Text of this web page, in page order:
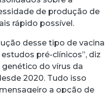
de produção de
rápido possível.
desse tipo de vacina
pré-clínicos”, diz
genético do vírus da
2020. Tudo isso
a opção de